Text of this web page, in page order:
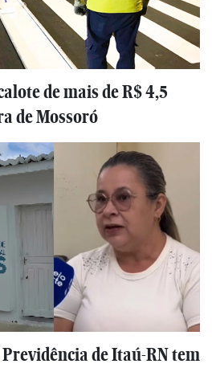
de mais de R$ 4,5
de Mossoró
de Itaú-RN tem